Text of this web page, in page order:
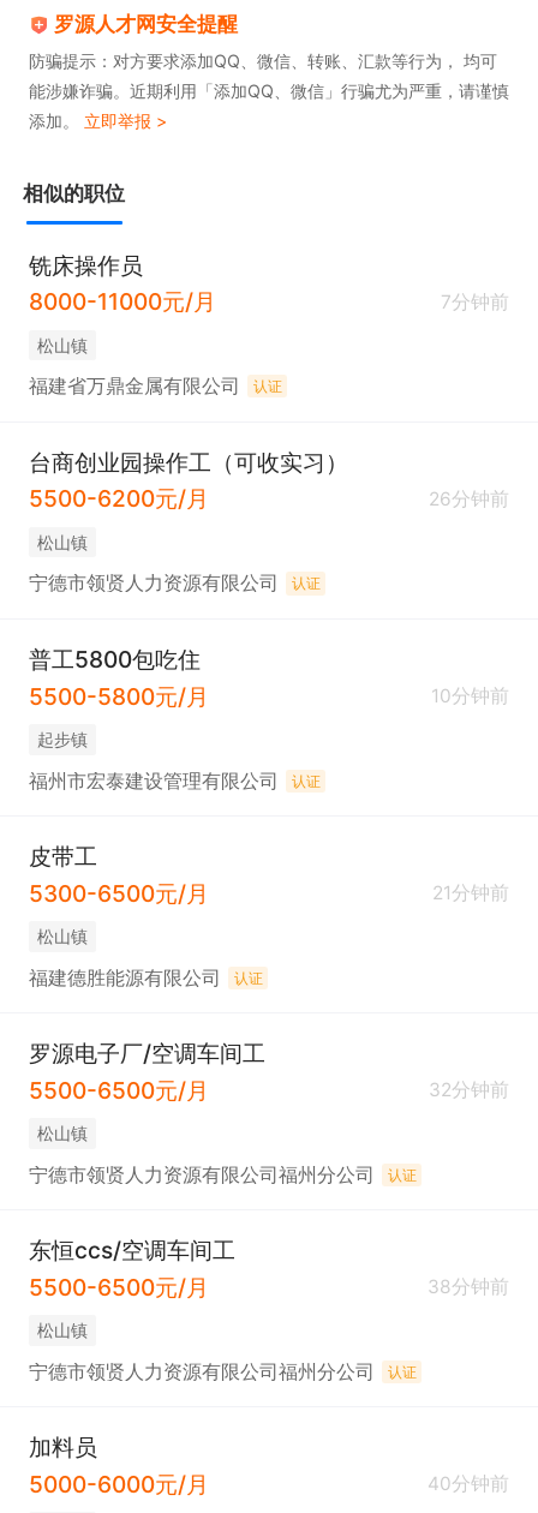
罗源人才网安全提醒
防骗提示：对方要求添加QQ、微信、转账、汇款等行为， 均可
能涉嫌诈骗。近期利用「添加QQ、微信」行骗尤为严重，请谨慎
添加。 立即举报 >
相似的职位
铣床操作员
8000-11000元/月
7分钟前
松山镇
福建省万鼎金属有限公司 认证
台商创业园操作工（可收实习）
5500-6200元/月
26分钟前
松山镇
宁德市领贤人力资源有限公司 认证
普工5800包吃住
5500-5800元/月
10分钟前
起步镇
福州市宏泰建设管理有限公司 认证
皮带工
5300-6500元/月
21分钟前
松山镇
福建德胜能源有限公司 认证
罗源电子厂/空调车间工
5500-6500元/月
32分钟前
松山镇
宁德市领贤人力资源有限公司福州分公司 认证
东恒ccs/空调车间工
5500-6500元/月
38分钟前
松山镇
宁德市领贤人力资源有限公司福州分公司 认证
加料员
5000-6000元/月
40分钟前